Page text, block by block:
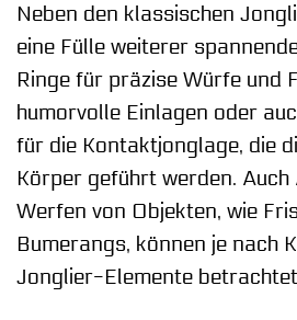
Neben den klassischen
eine Fülle weiterer
Ringe für präzise Würfe und
humorvolle Einlagen oder
für die Kontaktjonglage, die
Körper geführt werden.
Werfen von Objekten, wie
Bumerangs, können je nach
Jonglier-Elemente